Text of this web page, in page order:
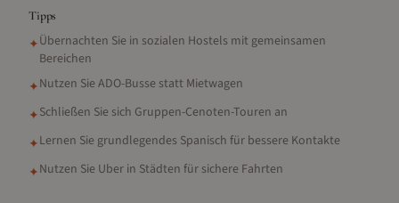
Tipps
✦Übernachten Sie in sozialen Hostels mit gemeinsamen
Bereichen
✦Nutzen Sie ADO-Busse statt Mietwagen
✦Schließen Sie sich Gruppen-Cenoten-Touren an
✦Lernen Sie grundlegendes Spanisch für bessere Kontakte
✦Nutzen Sie Uber in Städten für sichere Fahrten